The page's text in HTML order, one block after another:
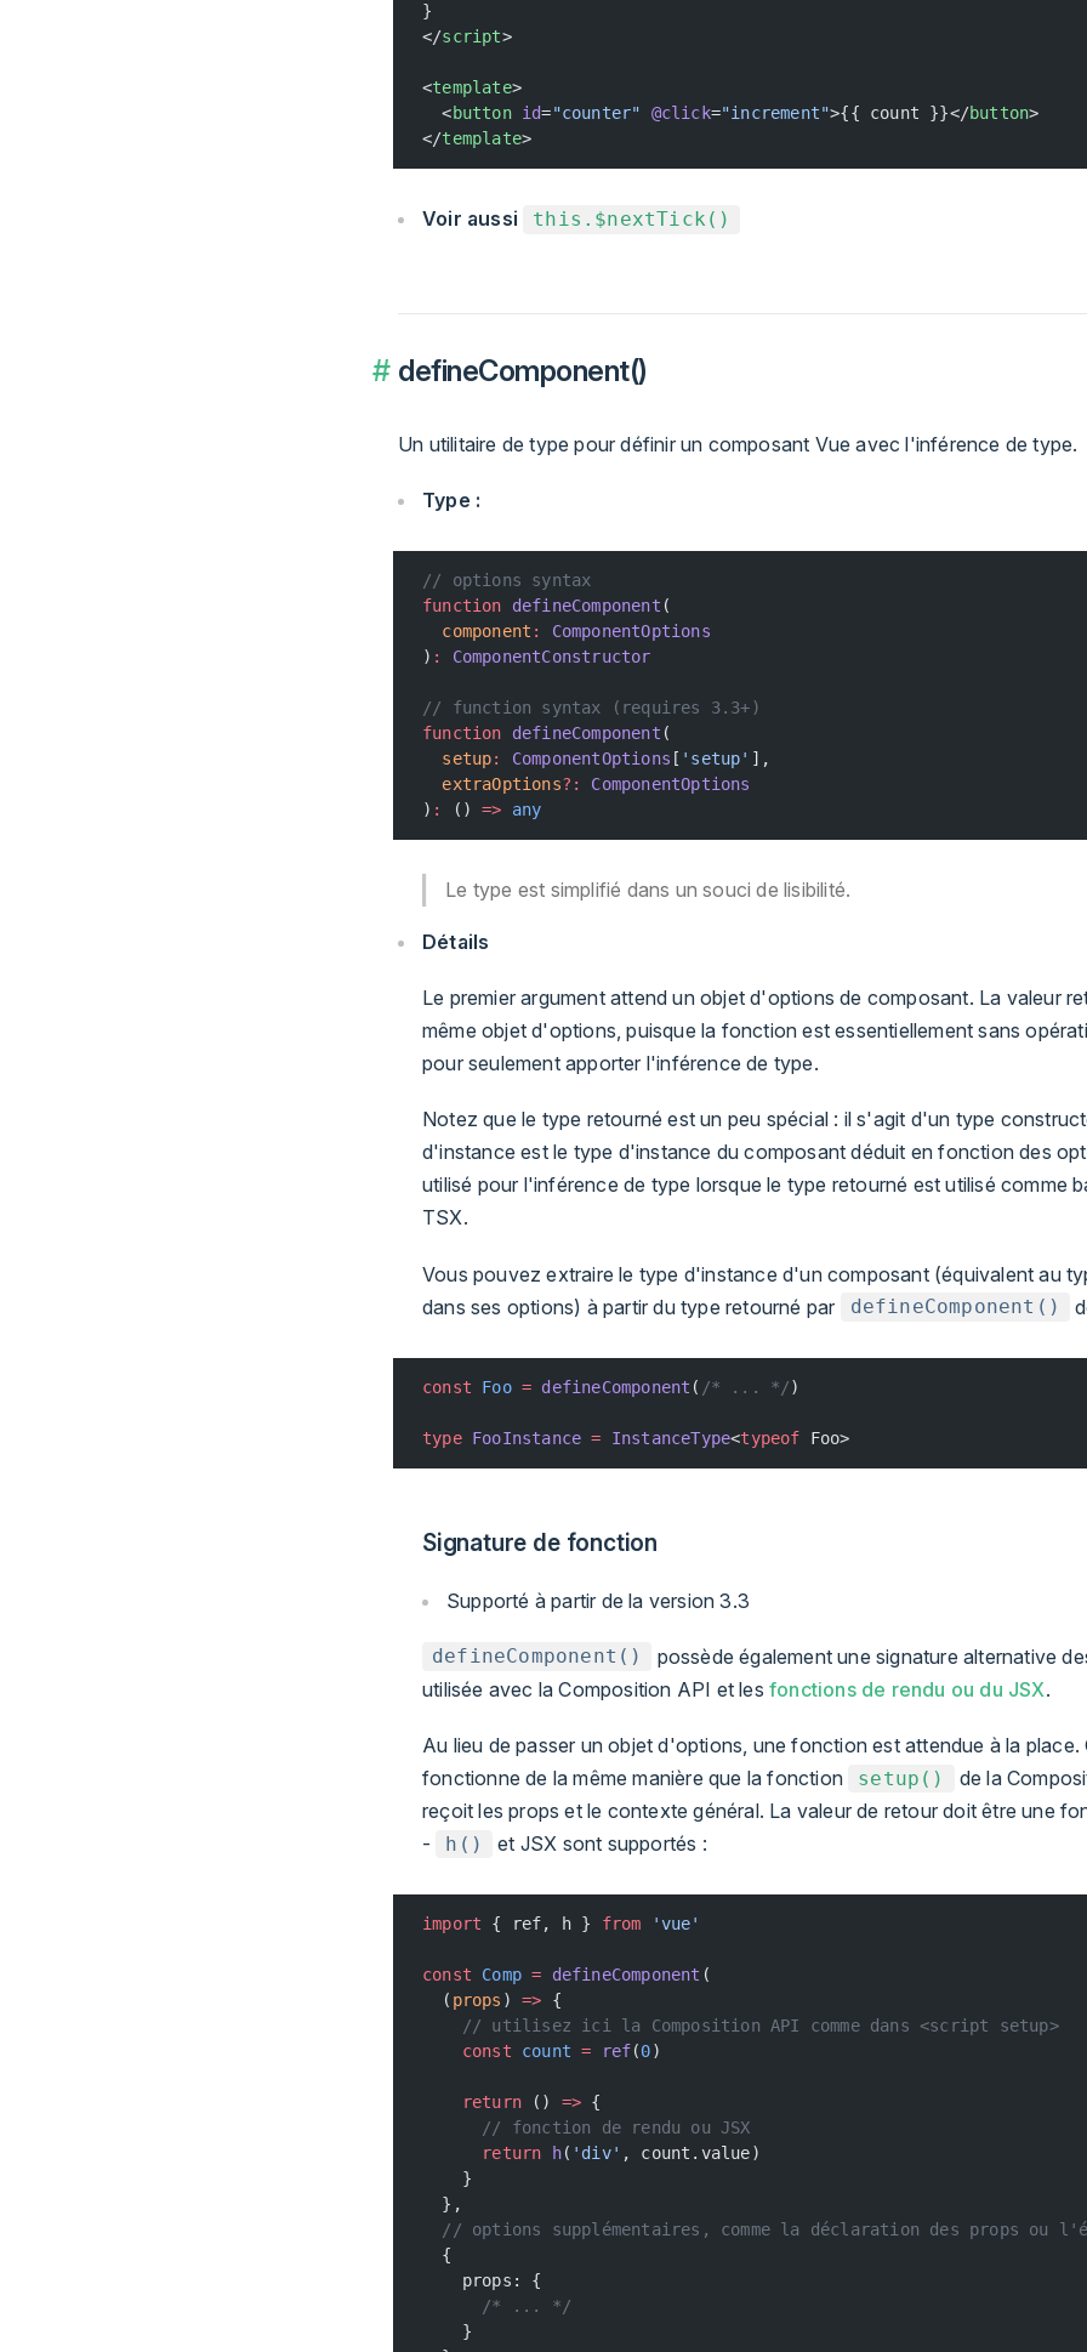
}
</script>
<template>
  <
button id="counter" @click="increment">{{ count }}</button>
</template>
Voir aussi this.$nextTick()
defineComponent()
Un utilitaire de type pour définir un composant Vue avec l'inférence de type.
Type :
// options syntax
function defineComponent (
  component
:
ComponentOptions
) : ComponentConstructor
// function syntax (requires 3.3+)
function defineComponent (
  setup
: ComponentOptions [ 'setup' ],
  extraOptions
?:
ComponentOptions
) : () => any
Le type est simplifié dans un souci de lisibilité.
Détails
Le premier argument attend un objet d'options de composant. La valeur
même objet d'options, puisque la fonction est essentiellement sans
pour seulement apporter l'inférence de type.
Notez que le type retourné est un peu spécial : il s'agit d'un type
d'instance est le type d'instance du composant déduit en fonction des
utilisé pour l'inférence de type lorsque le type retourné est utilisé comme
TSX.
Vous pouvez extraire le type d'instance d'un composant (équivalent au
dans ses options) à partir du type retourné par
defineComponent()
const Foo = defineComponent ( /* ... */)
type FooInstance = InstanceType<typeof Foo>
Signature de fonction
Supporté à partir de la version 3.3
defineComponent()
possède également une signature alternative
utilisée avec la Composition API et les fonctions de rendu ou du JSX.
Au lieu de passer un objet d'options, une fonction est attendue à la
fonctionne de la même manière que la fonction
setup()
de la
reçoit les props et le contexte général. La valeur de retour doit être une
-
h() et JSX sont supportés :
import { ref, h } from 'vue'
const Comp = defineComponent (
  (
props ) => {
    // utilisez ici la Composition API comme dans <script setup>
    const
count = ref(0)
    return
() => {
      // fonction de rendu ou JSX
      return
h( 'div' , count.value)
    }
  },
// options supplémentaires, comme la déclaration des props ou
  {
    props: {
      /* ... */
    }